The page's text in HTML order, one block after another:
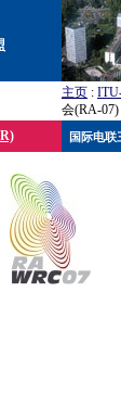
主页 :
会(RA-07)
国际电联